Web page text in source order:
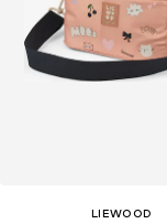
LIEWOOD